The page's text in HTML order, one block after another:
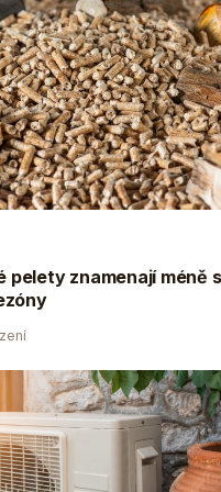
pelety znamenají méně